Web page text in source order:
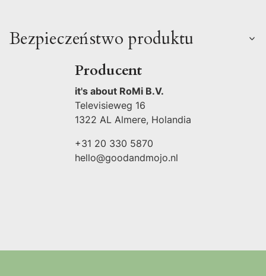
Bezpieczeństwo produktu
Producent
it's about RoMi B.V.
Televisieweg 16
1322 AL Almere, Holandia
+31 20 330 5870
hello@goodandmojo.nl